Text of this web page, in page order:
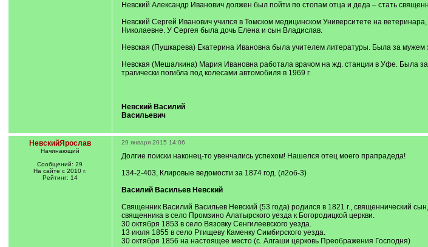
Невский Александр Иванович должен был пойти по стопам отца и деда – стать
Невский Сергей Иванович учился в Томском медицинском Университете на
Николаевне. У Сергея была дочь Елена и сын Владислав.
Невская (Пушкарева) Екатерина Ивановна была учителем литературы. Была за
Невская (Мешалкина) Мария Ивановна работала врачом на жд. станции в Уфе. Была
трагически погибла под колесами автомобиля в 1969 г.
Невский Василий
Васильевич
НевскийЯрослав
Начинающий
Сообщений: 29
На сайте с 2010 г.
Рейтинг: 14
29 января 2015 14:06
Долгие поиски наконец-то увенчались успехом! Нашелся отец моего прапрадеда!
134-2-403, Клировые ведомости за 1874 год. (л2об-3)
Василий Васильев Невский
Священник Василий Васильев Невский (53 года) родился в 1821 г., священнический
священника в село Промзино Алатырского уезда к Богородицкой церкви.
30 октября 1853 в село Вязовку Сенгилеевского уезда.
13 июля 1855 в село Ртищеву Каменку Симбирского уезда.
30 октября 1856 на настоящее место (с. Алгаши церковь Преображения Господня)